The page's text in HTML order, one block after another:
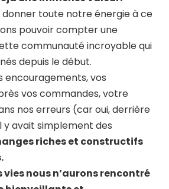
donner toute notre énergie à ce
pouvoir compter une
communauté incroyable qui
depuis le début.
encouragements, vos
vos commandes, votre
nos erreurs (car oui, derrière
avait simplement des
riches et constructifs
nous n’aurons rencontré